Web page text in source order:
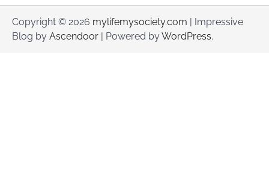
Copyright © 2026 mylifemysociety.com | Impressive
Blog by Ascendoor | Powered byWordPress.